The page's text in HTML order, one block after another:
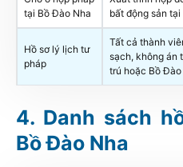
tại Bồ Đào Nha
bất động sản
Hồ sơ lý lịch tư
pháp
Tất cả thành
sạch, không án
trú hoặc Bồ Đào
Danh sách
Bồ Đào Nha